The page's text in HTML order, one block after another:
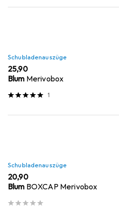
Schubladenauszüge
EUR
25,90
Blum Merivobox
1
Schubladenauszüge
EUR
20,90
Blum BOXCAP Merivobox